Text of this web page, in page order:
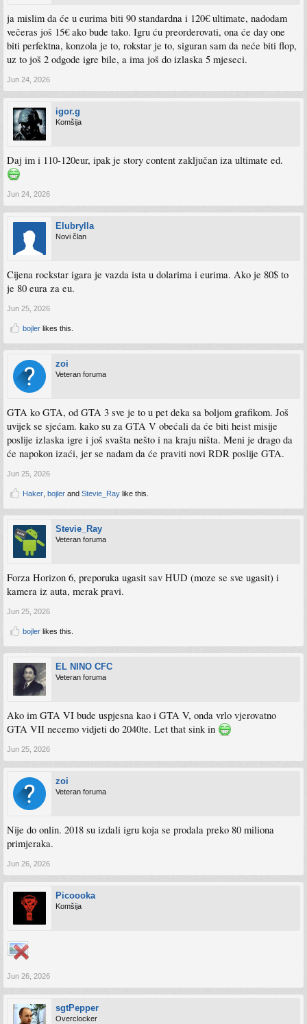
ja mislim da će u eurima biti 90 standardna i 120€ ultimate, nadodam
večeras još 15€ ako bude tako. Igru ću preorderovati, ona će day one
biti perfektna, konzola je to, rokstar je to, siguran sam da neće biti flop,
uz to još 2 odgode igre bile, a ima još do izlaska 5 mjeseci.
Jun 24, 2026
igor.g
Komšija
Daj im i 110-120eur, ipak je story content zaključan iza ultimate ed.
Jun 24, 2026
Elubrylla
Novi član
Cijena rockstar igara je vazda ista u dolarima i eurima. Ako je 80$ to
je 80 eura za eu.
Jun 25, 2026
bojler likes this.
zoi
Veteran foruma
GTA ko GTA, od GTA 3 sve je to u pet deka sa boljom grafikom. Još
uvijek se sjećam. kako su za GTA V obećali da će biti heist misije
poslije izlaska igre i još svašta nešto i na kraju ništa. Meni je drago da
će napokon izaći, jer se nadam da će praviti novi RDR poslije GTA.
Jun 25, 2026
Haker bojler and Stevie_Ray like this.
Stevie_Ray
Veteran foruma
Forza Horizon 6, preporuka ugasit sav HUD (moze se sve ugasit) i
kamera iz auta, merak pravi.
Jun 25, 2026
bojler likes this.
EL NINO CFC
Veteran foruma
Ako im GTA VI bude uspjesna kao i GTA V, onda vrlo vjerovatno
GTA VII necemo vidjeti do 2040te. Let that sink in
Jun 25, 2026
zoi
Veteran foruma
Nije do onlin. 2018 su izdali igru koja se prodala preko 80 miliona
primjeraka.
Jun 26, 2026
Picoooka
Komšija
Jun 26, 2026
sgtPepper
Overclocker